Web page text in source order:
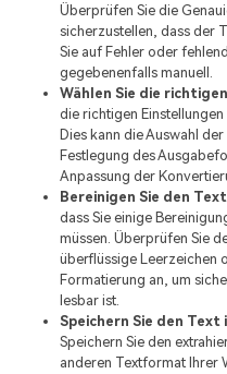
Überprüfen Sie die
sicherzustellen, dass der
Sie auf Fehler oder
gegebenenfalls manuell.
Wählen Sie die
die richtigen
Dies kann die Auswahl
Festlegung des
Anpassung der
Bereinigen Sie den Text
dass Sie einige
müssen. Überprüfen Sie
überflüssige Leerzeichen
Formatierung an, um
lesbar ist.
Speichern Sie den
Speichern Sie den
anderen Textformat Ihrer